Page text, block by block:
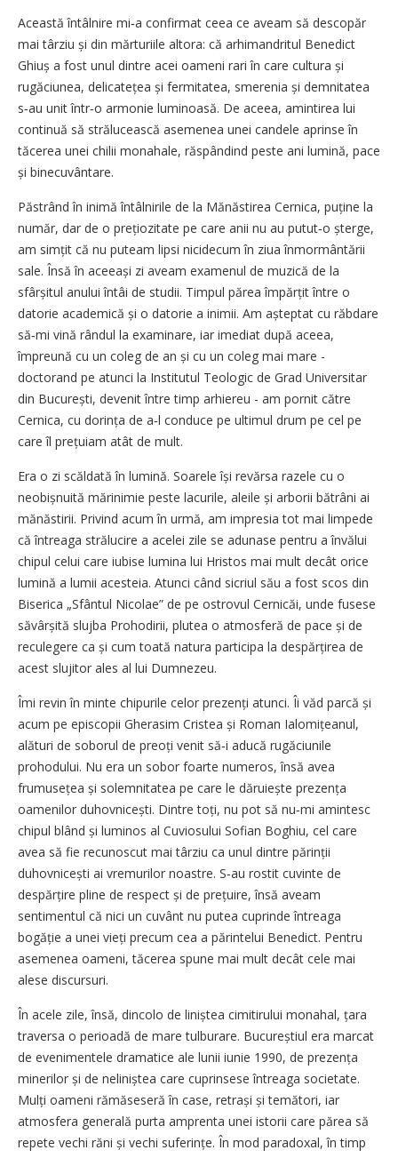
Această întâlnire mi‑a confirmat ceea ce aveam să descopăr
mai târziu și din mărturiile altora: că arhimandritul Benedict
Ghiuș a fost unul dintre acei oameni rari în care cultura și
rugăciunea, delicatețea și fermitatea, smerenia și demnitatea
s‑au unit într‑o armonie luminoasă. De aceea, amintirea lui
continuă să strălucească asemenea unei candele aprinse în
tăcerea unei chilii monahale, răspândind peste ani lumină, pace
și binecuvântare.
Păstrând în inimă întâlnirile de la Mănăstirea Cernica, puține la
număr, dar de o prețiozitate pe care anii nu au putut‑o șterge,
am simțit că nu puteam lipsi nicidecum în ziua înmormântării
sale. Însă în aceeași zi aveam examenul de muzică de la
sfârșitul anului întâi de studii. Timpul părea împărțit între o
datorie academică și o datorie a inimii. Am așteptat cu răbdare
să‑mi vină rândul la examinare, iar imediat după aceea,
împreună cu un coleg de an și cu un coleg mai mare -
doctorand pe atunci la Institutul Teologic de Grad Universitar
din București, devenit între timp arhiereu - am pornit către
Cernica, cu dorința de a‑l conduce pe ultimul drum pe cel pe
care îl prețuiam atât de mult.
Era o zi scăldată în lumină. Soarele își revărsa razele cu o
neobișnuită mărinimie peste lacurile, aleile și arborii bătrâni ai
mănăstirii. Privind acum în urmă, am impresia tot mai limpede
că întreaga strălucire a acelei zile se adunase pentru a învălui
chipul celui care iubise lumina lui Hristos mai mult decât orice
lumină a lumii acesteia. Atunci când sicriul său a fost scos din
Biserica „Sfântul Nicolae” de pe ostrovul Cernicăi, unde fusese
săvârșită slujba Prohodirii, plutea o atmosferă de pace și de
reculegere ca și cum toată natura participa la despărțirea de
acest slujitor ales al lui Dumnezeu.
Îmi revin în minte chipurile celor prezenți atunci. Îi văd parcă și
acum pe episcopii Gherasim Cristea și Roman Ialomițeanul,
alături de soborul de preoți venit să‑i aducă rugăciunile
prohodului. Nu era un sobor foarte numeros, însă avea
frumusețea și solemnitatea pe care le dăruiește prezența
oamenilor duhovnicești. Dintre toți, nu pot să nu‑mi amintesc
chipul blând și luminos al Cuviosului Sofian Boghiu, cel care
avea să fie recunoscut mai târziu ca unul dintre părinții
duhovnicești ai vremurilor noastre. S‑au rostit cuvinte de
despărțire pline de respect și de prețuire, însă aveam
sentimentul că nici un cuvânt nu putea cuprinde întreaga
bogăție a unei vieți precum cea a părintelui Benedict. Pentru
asemenea oameni, tăcerea spune mai mult decât cele mai
alese discursuri.
În acele zile, însă, dincolo de liniștea cimitirului monahal, țara
traversa o perioadă de mare tulburare. Bucureștiul era marcat
de evenimentele dramatice ale lunii iunie 1990, de prezența
minerilor și de neliniștea care cuprinsese întreaga societate.
Mulți oameni rămăseseră în case, retrași și temători, iar
atmosfera generală purta amprenta unei istorii care părea să
repete vechi răni și vechi suferințe. În mod paradoxal, în timp